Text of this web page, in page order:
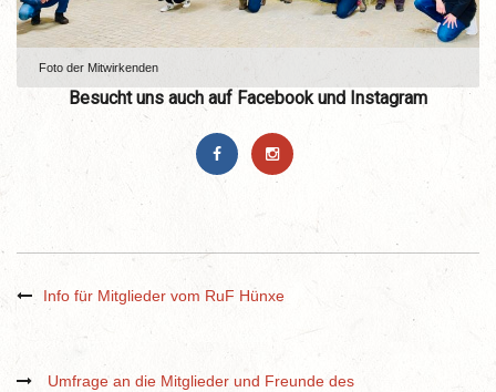
Foto der Mitwirkenden
Besucht uns auch auf Facebook und Instagram
Info für Mitglieder vom RuF Hünxe
Umfrage an die Mitglieder und Freunde des